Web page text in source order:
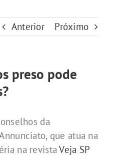
Anterior Próximo
preso pode
da
que atua na
na revistaVeja SP